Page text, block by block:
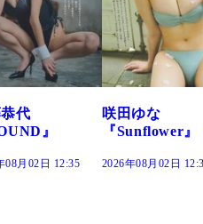
な
』
08月02日 12:30
藤水咲桜『花
だまり』
2026年08月02日